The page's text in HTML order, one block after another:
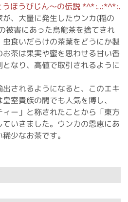
ほうびじん〜の伝説 *^*:..:*^*:.
、大量に発生したウンカ(稲の
被害にあった烏龍茶を捨てきれ
食いだらけの茶葉をどうにか製
茶は果実や蜜を思わせる甘い香
なり、高値で取引されるように
されるようになると、このエキ
室貴族の間でも人気を博し、
ィー」と称されたことから「東方
いきました。ウンカの恩恵にあ
少なお茶です。